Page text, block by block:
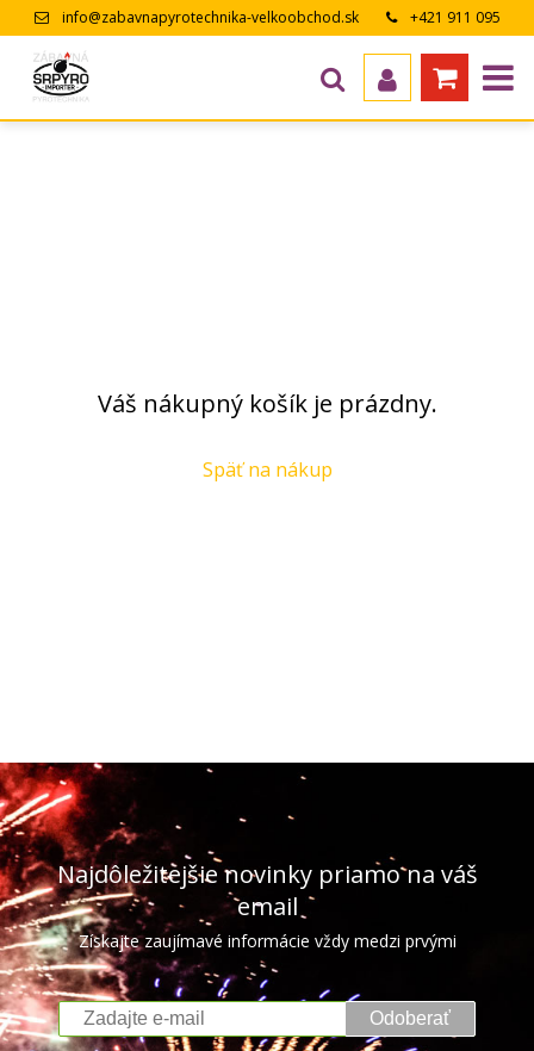
info@zabavnapyrotechnika-velkoobchod.sk
+421 911 095
Váš nákupný košík je prázdny.
Späť na nákup
Najdôležitejšie novinky priamo na váš
email
Získajte zaujímavé informácie vždy medzi prvými
Odoberať